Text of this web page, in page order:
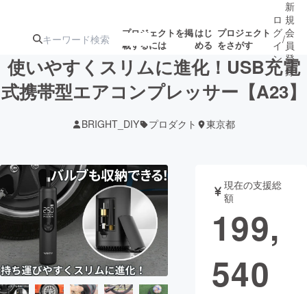
プロジェクトを掲
載するには
はじ
める
プロジェクト
をさがす
ターン
注目の新着プロ
ジェクト
募集終了が近いプ
ロジェクト
アート・写真 音楽
テクノロジー・ガジェット ゲーム・サ
映像・映画
ロ
グ
イ
ン
/
新
規
会
員
登
録
使いやすくスリムに進化！USB充電
式携帯型エアコンプレッサー【A23】
BRIGHT_DIY プロダクト 東京都
現在の支援総
額
199,
540